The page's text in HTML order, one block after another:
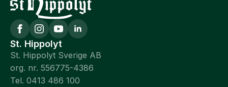
St. Hippolyt
St. Hippolyt Sverige AB
org. nr. 556775-4386
Tel. 0413 486 100